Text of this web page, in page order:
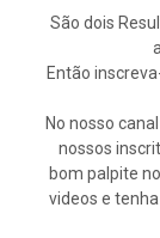
São dois
Então
No nosso
nossos
bom palpite
videos e